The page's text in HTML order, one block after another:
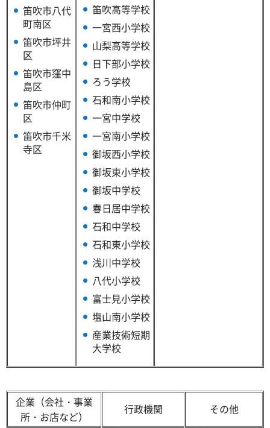
笛吹市八代
町南区
笛吹市坪井
区
笛吹市窪中
島区
笛吹市仲町
区
笛吹市千米
寺区
笛吹高等学校
一宮西小学校
山梨高等学校
日下部小学校
ろう学校
石和南小学校
一宮中学校
一宮南小学校
御坂西小学校
御坂東小学校
御坂中学校
春日居中学校
石和中学校
石和東小学校
浅川中学校
八代小学校
富士見小学校
塩山南小学校
産業技術短期
大学校
企業（会社・事業
所・お店など）
行政機関
その他